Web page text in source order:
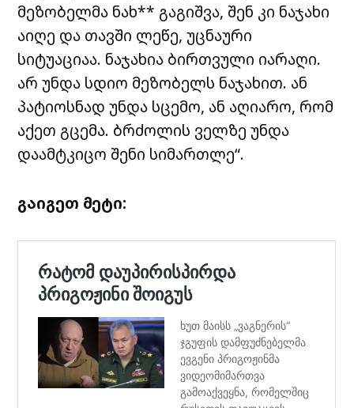
მეზობელმა ნახ** გაგიშვა, შენ კი ნაჯახი
აიღე და თავში ლეწე, უცნაური
სიტუაციაა. ნაჯახია ბირთვული იარაღი.
არ უნდა სდიო მეზობელს ნაჯახით. ან
პატიოსნად უნდა სცემო, ან აღიარო, რომ
აქეთ გცემა. ბრძოლის ველზე უნდა
დაამტკიცო შენი სიმართლე“.
გაიგეთ მეტი: